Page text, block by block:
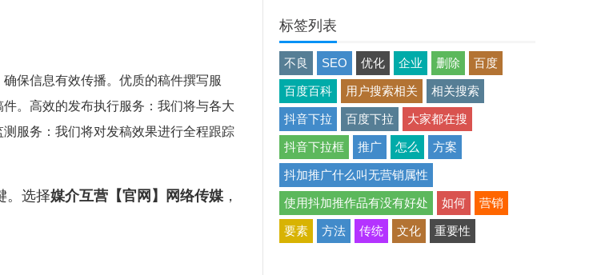
保信息有效传播。优质的稿件撰写服
。高效的发布执行服务：我们将与各大
服务：我们将对发稿效果进行全程跟踪
。选择媒介互营【官网】网络传媒，
平台，助品牌高效出圈
标签列表
不良 SEO 优化 企业 删除 百度
百度百科 用户搜索相关 相关搜索
抖音下拉 百度下拉 大家都在搜
抖音下拉框 推广 怎么 方案
抖加推广什么叫无营销属性
使用抖加推作品有没有好处 如何 营销
要素 方法 传统 文化 重要性